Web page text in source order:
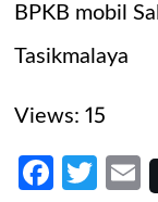
BPKB mobil
Tasikmalaya
Views: 15